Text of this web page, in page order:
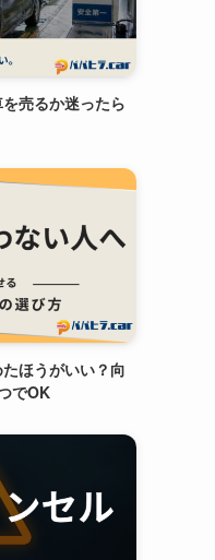
売るか迷ったら
ほうがいい？向
でOK